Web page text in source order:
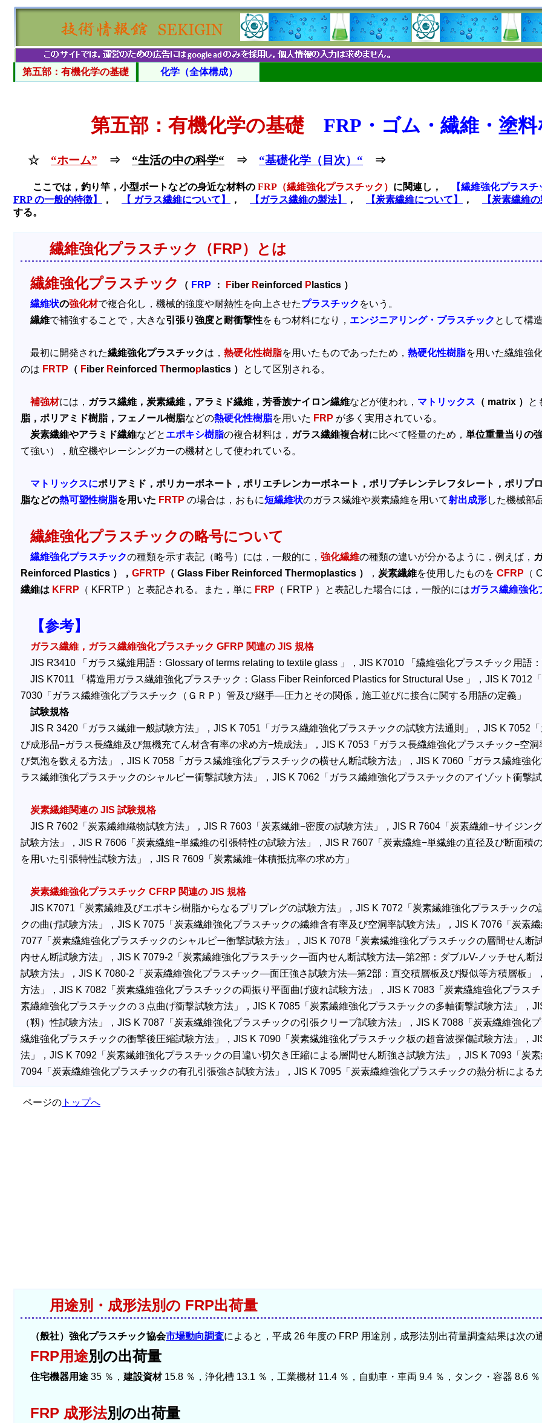
第五部：有機化学の基礎 化学（全体構成）
第五部：有機化学の基礎 FRP・ゴム・繊維・塗料
☆ “ホーム” ⇒ “生活の中の科学“ ⇒ “基礎化学（目次）“ ⇒
ここでは，釣り竿，小型ボートなどの身近な材料の FRP（繊維強化プラスチック） に関連し， 【繊維強化プラスチ
FRP の一般的特徴】
， 【 ガラス繊維について】 ， 【ガラス繊維の製法】 ， 【炭素繊維について】 ， 【炭素繊維の
する。
繊維強化プラスチック（FRP）とは
繊維強化プラスチック （ FRP ： Fiber Reinforced P lastics ）
繊維状の強化材で複合化し，機械的強度や耐熱性を向上させたプラスチック をいう。
繊維で補強することで，大きな引張り強度と耐衝撃性をもつ材料になり， エンジニアリング・プラスチック として構
最初に開発された繊維強化プラスチックは， 熱硬化性樹脂を用いたものであったため， 熱硬化性樹脂を用いた繊維強
のは FRTP （ Fiber Reinforced Thermop lastics ） として区別される。
補強材には， ガラス繊維，炭素繊維，アラミド繊維，芳香族ナイロン繊維などが使われ， マトリックス （ matrix ） と
脂，ポリアミド樹脂，フェノール樹脂などの熱硬化性樹脂を用いた FRP が多く実用されている。
炭素繊維やアラミド繊維などと エポキシ樹脂の複合材料は， ガラス繊維複合材に比べて軽量のため， 単位重量当りの
て強い），航空機やレーシングカーの機材として使われている。
マトリックスにポリアミド，ポリカーボネート，ポリエチレンカーボネート，ポリブチレンテレフタレート，ポリ
脂などの熱可塑性樹脂を用いた FRTP の場合は，おもに短繊維状のガラス繊維や炭素繊維を用いて射出成形した機械部
繊維強化プラスチックの略号について
繊維強化プラスチックの種類を示す表記（略号）には，一般的に， 強化繊維の種類の違いが分かるように，例えば，
Reinforced Plastics ）， GFRTP （ Glass Fiber Reinforced Thermoplastics ） ， 炭素繊維を使用したものを CFRP （
繊維は KFRP （ KFRTP ）と表記される。また，単に FRP （ FRTP ）と表記した場合には，一般的にはガラス繊維強化
【参考】
ガラス繊維，ガラス繊維強化プラスチック GFRP 関連の JIS 規格
JIS R3410 「ガラス繊維用語：Glossary of terms relating to textile glass 」，JIS K7010 「繊維強化プラスチック用語
JIS K7011 「構造用ガラス繊維強化プラスチック：Glass Fiber Reinforced Plastics for Structural Use 」，JIS K 7012
7030「ガラス繊維強化プラスチック（ＧＲＰ）管及び継手—圧力とその関係，施工並びに接合に関する用語の定義」
試験規格
JIS R 3420「ガラス繊維一般試験方法」，JIS K 7051「ガラス繊維強化プラスチックの試験方法通則」，JIS K 7052
び成形品−ガラス長繊維及び無機充てん材含有率の求め方−焼成法」，JIS K 7053「ガラス長繊維強化プラスチック−空
び気泡を数える方法」，JIS K 7058「ガラス繊維強化プラスチックの横せん断試験方法」，JIS K 7060「ガラス繊維強
ラス繊維強化プラスチックのシャルピー衝撃試験方法」，JIS K 7062「ガラス繊維強化プラスチックのアイゾット衝撃試
炭素繊維関連の JIS 試験規格
JIS R 7602「炭素繊維織物試験方法」，JIS R 7603「炭素繊維−密度の試験方法」，JIS R 7604「炭素繊維−サイジン
試験方法」，JIS R 7606「炭素繊維−単繊維の引張特性の試験方法」，JIS R 7607「炭素繊維−単繊維の直径及び断面積
を用いた引張特性試験方法」，JIS R 7609「炭素繊維−体積抵抗率の求め方」
炭素繊維強化プラスチック CFRP 関連の JIS 規格
JIS K7071「炭素繊維及びエポキシ樹脂からなるプリプレグの試験方法」，JIS K 7072「炭素繊維強化プラスチック
クの曲げ試験方法」，JIS K 7075「炭素繊維強化プラスチックの繊維含有率及び空洞率試験方法」，JIS K 7076「炭素
7077「炭素繊維強化プラスチックのシャルピー衝撃試験方法」，JIS K 7078「炭素繊維強化プラスチックの層間せん
内せん断試験方法」，JIS K 7079-2「炭素繊維強化プラスチック—面内せん断試験方法—第2部：ダブルV-ノッチせん断
試験方法」，JIS K 7080-2「炭素繊維強化プラスチック—面圧強さ試験方法—第2部：直交積層板及び擬似等方積層板」
方法」，JIS K 7082「炭素繊維強化プラスチックの両振り平面曲げ疲れ試験方法」，JIS K 7083「炭素繊維強化プラス
素繊維強化プラスチックの３点曲げ衝撃試験方法」，JIS K 7085「炭素繊維強化プラスチックの多軸衝撃試験方法」，
（靱）性試験方法」，JIS K 7087「炭素繊維強化プラスチックの引張クリープ試験方法」，JIS K 7088「炭素繊維強化
繊維強化プラスチックの衝撃後圧縮試験方法」，JIS K 7090「炭素繊維強化プラスチック板の超音波探傷試験方法」，
法」，JIS K 7092「炭素繊維強化プラスチックの目違い切欠き圧縮による層間せん断強さ試験方法」，JIS K 7093「炭
7094「炭素繊維強化プラスチックの有孔引張強さ試験方法」，JIS K 7095「炭素繊維強化プラスチックの熱分析による
ページの トップへ
用途別・成形法別の FRP出荷量
（般社）強化プラスチック協会市場動向調査によると，平成 26 年度の FRP 用途別，成形法別出荷量調査結果は次の
FRP用途別の出荷量
住宅機器用途 35 ％， 建設資材15.8 ％，浄化槽 13.1 ％，工業機材 11.4 ％，自動車・車両 9.4 ％，タンク・容器 8.6
FRP 成形法別の出荷量